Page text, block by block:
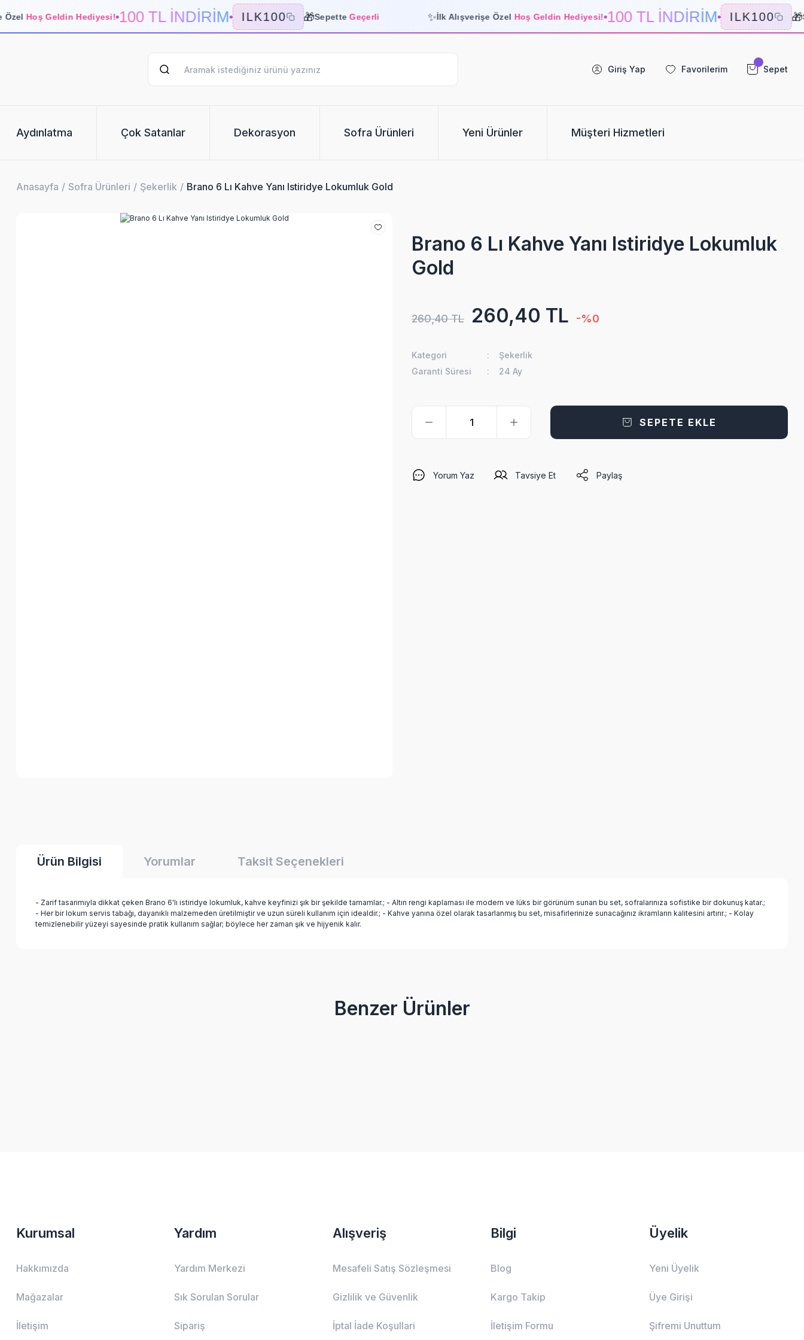
Hoş Geldin Hediyesi! 100 TL İNDİRİM ILK100 🎁SepetteGeçerli İlk Alışverişe ÖzelHoş Geldin Hediyesi! 100 TL İNDİRİM ILK100 🎁
Giriş Yap Favorilerim Sepet
Aydınlatma Çok Satanlar Dekorasyon Sofra Ürünleri Yeni Ürünler Müşteri Hizmetleri
Anasayfa Sofra Ürünleri Şekerlik Brano 6 Lı Kahve Yanı Istiridye Lokumluk Gold
Brano 6 Lı Kahve Yanı Istiridye Lokumluk
Gold
260,40 TL 260,40 TL -%0
Kategori
Şekerlik
Garanti Süresi
24 Ay
SEPETE EKLE
Yorum Yaz Tavsiye Et Paylaş
Ürün Bilgisi Yorumlar Taksit Seçenekleri
- Zarif tasarımıyla dikkat çeken Brano 6'lı istiridye lokumluk, kahve keyfinizi şık bir şekilde tamamlar.; - Altın rengi kaplaması ile modern ve lüks bir görünüm sunan bu set, sofralarınıza sofistike bir dokunuş katar.;
- Her bir lokum servis tabağı, dayanıklı malzemeden üretilmiştir ve uzun süreli kullanım için idealdir.; - Kahve yanına özel olarak tasarlanmış bu set, misafirlerinize sunacağınız ikramların kalitesini artırır.; - Kolay
temizlenebilir yüzeyi sayesinde pratik kullanım sağlar; böylece her zaman şık ve hijyenik kalır.
Benzer Ürünler
Kurumsal
Hakkımızda
Mağazalar
İletişim
Yardım
Yardım Merkezi
Sık Sorulan Sorular
Sipariş
Alışveriş
Mesafeli Satış Sözleşmesi
Gizlilik ve Güvenlik
İptal İade Koşullari
Bilgi
Blog
Kargo Takip
İletişim Formu
Üyelik
Yeni Üyelik
Üye Girişi
Şifremi Unuttum